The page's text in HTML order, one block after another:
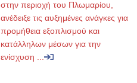
στην περιοχή του Πλωμαρίου,
ανέδειξε τις αυξημένες ανάγκες για
προμήθεια εξοπλισμού και
κατάλληλων μέσων για την
ενίσχυση ...